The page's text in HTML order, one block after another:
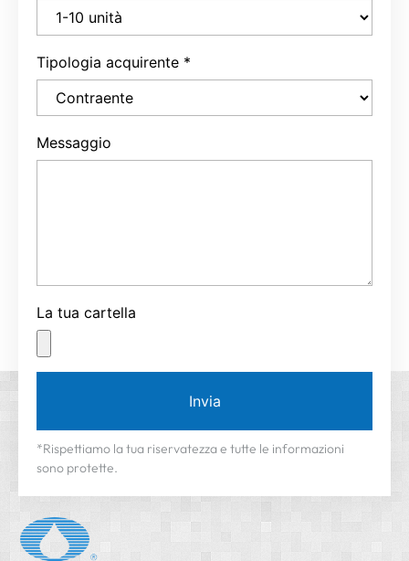
Tipologia acquirente *
Messaggio
La tua cartella
Invia
*Rispettiamo la tua riservatezza e tutte le informazioni
sono protette.